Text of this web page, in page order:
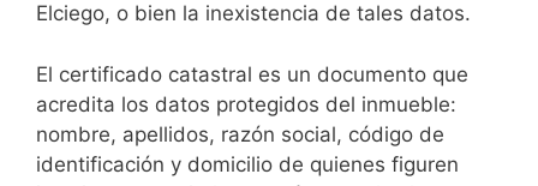
Elciego, o bien la inexistencia de tales datos.
El certificado catastral es un documento que
acredita los datos protegidos del inmueble:
nombre, apellidos, razón social, código de
identificación y domicilio de quienes figuren